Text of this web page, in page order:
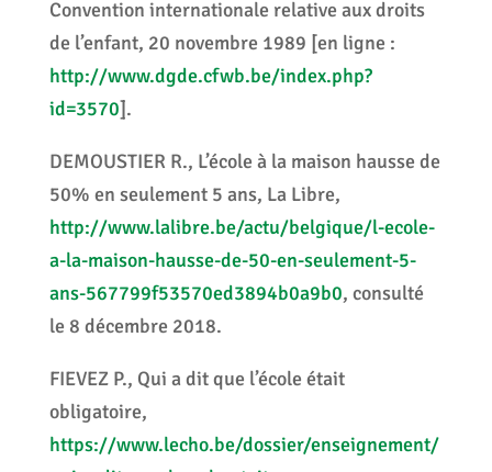
Convention internationale relative aux droits
de l’enfant, 20 novembre 1989 [en ligne :
http://www.dgde.cfwb.be/index.php?
id=3570].
DEMOUSTIER R., L’école à la maison hausse de
50% en seulement 5 ans, La Libre,
http://www.lalibre.be/actu/belgique/l-ecole-
a-la-maison-hausse-de-50-en-seulement-5-
ans-567799f53570ed3894b0a9b0, consulté
le 8 décembre 2018.
FIEVEZ P., Qui a dit que l’école était
obligatoire,
https://www.lecho.be/dossier/enseignement/